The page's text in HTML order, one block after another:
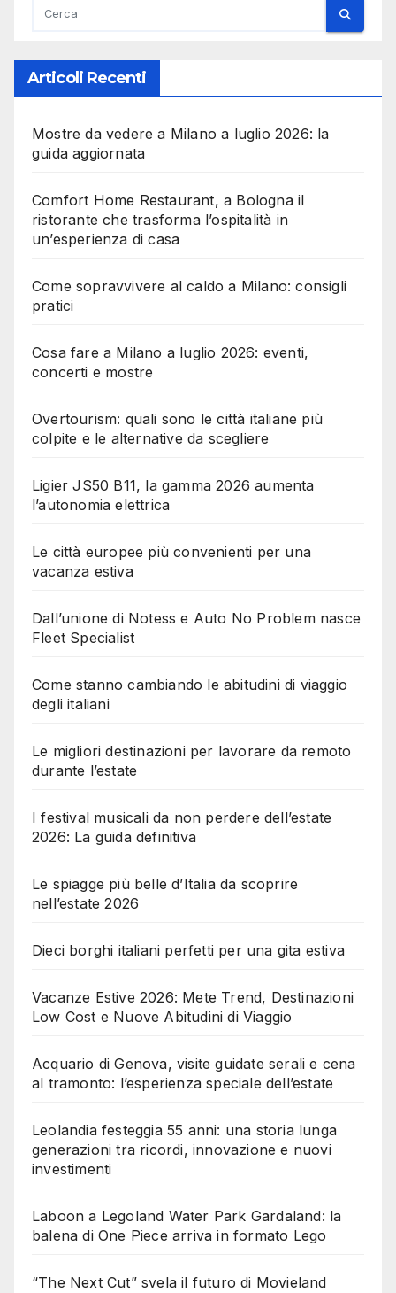
Articoli Recenti
Mostre da vedere a Milano a luglio 2026: la
guida aggiornata
Comfort Home Restaurant, a Bologna il
ristorante che trasforma l’ospitalità in
un’esperienza di casa
Come sopravvivere al caldo a Milano: consigli
pratici
Cosa fare a Milano a luglio 2026: eventi,
concerti e mostre
Overtourism: quali sono le città italiane più
colpite e le alternative da scegliere
Ligier JS50 B11, la gamma 2026 aumenta
l’autonomia elettrica
Le città europee più convenienti per una
vacanza estiva
Dall’unione di Notess e Auto No Problem nasce
Fleet Specialist
Come stanno cambiando le abitudini di viaggio
degli italiani
Le migliori destinazioni per lavorare da remoto
durante l’estate
I festival musicali da non perdere dell’estate
2026: La guida definitiva
Le spiagge più belle d’Italia da scoprire
nell’estate 2026
Dieci borghi italiani perfetti per una gita estiva
Vacanze Estive 2026: Mete Trend, Destinazioni
Low Cost e Nuove Abitudini di Viaggio
Acquario di Genova, visite guidate serali e cena
al tramonto: l’esperienza speciale dell’estate
Leolandia festeggia 55 anni: una storia lunga
generazioni tra ricordi, innovazione e nuovi
investimenti
Laboon a Legoland Water Park Gardaland: la
balena di One Piece arriva in formato Lego
“The Next Cut” svela il futuro di Movieland